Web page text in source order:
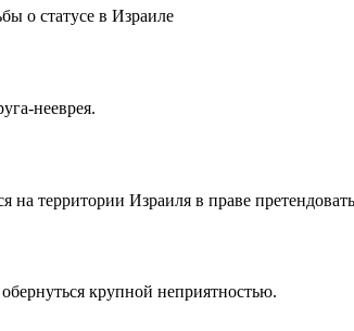
о статусе в Израиле
нееврея.
территории Израиля в праве
крупной неприятностью.